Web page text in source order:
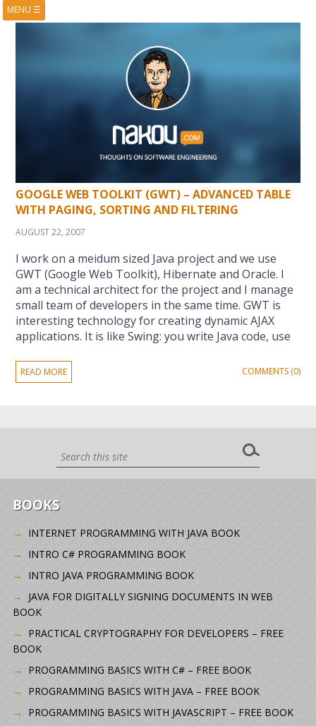
MENU ☰
GOOGLE WEB TOOLKIT (GWT) – ADVANCED TABLE
WITH PAGING, SORTING AND FILTERING
AUGUST 22, 2007
I work on a meidum sized Java project and we use
GWT (Google Web Toolkit), Hibernate and Oracle. I
am a technical architect for the project and I manage
small team of developers in the same time. GWT is
interesting technology for creating dynamic AJAX
applications. It is like Swing: you write Java code, use
READ MORE COMMENTS (0)
BOOKS
INTERNET PROGRAMMING WITH JAVA BOOK
INTRO C# PROGRAMMING BOOK
INTRO JAVA PROGRAMMING BOOK
JAVA FOR DIGITALLY SIGNING DOCUMENTS IN WEB
BOOK
PRACTICAL CRYPTOGRAPHY FOR DEVELOPERS – FREE
BOOK
PROGRAMMING BASICS WITH C# – FREE BOOK
PROGRAMMING BASICS WITH JAVA – FREE BOOK
PROGRAMMING BASICS WITH JAVASCRIPT – FREE BOOK